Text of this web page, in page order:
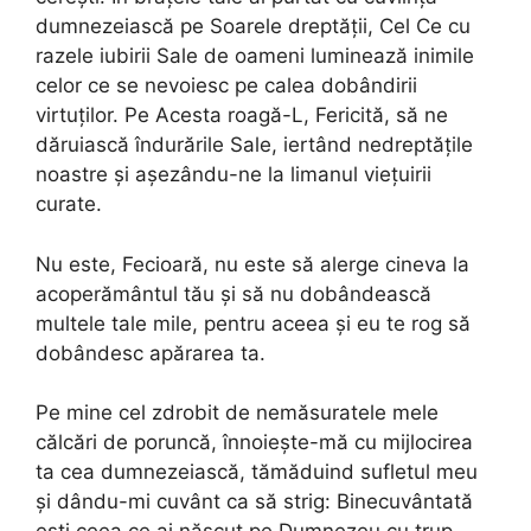
dumnezeiască pe Soarele dreptăţii, Cel Ce cu
razele iubirii Sale de oameni luminează inimile
celor ce se nevoiesc pe calea dobândirii
virtuţilor. Pe Acesta roagă-L, Fericită, să ne
dăruiască îndurările Sale, iertând nedreptăţile
noastre şi aşezându-ne la limanul vieţuirii
curate.
Nu este, Fecioară, nu este să alerge cineva la
acoperământul tău și să nu dobândească
multele tale mile, pentru aceea și eu te rog să
dobândesc apărarea ta.
Pe mine cel zdrobit de nemăsuratele mele
călcări de poruncă, înnoiește-mă cu mijlocirea
ta cea dumnezeiască, tămăduind sufletul meu
și dându-mi cuvânt ca să strig: Binecuvântată